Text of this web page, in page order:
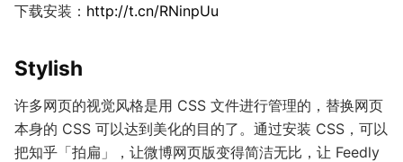
下载安装： http://t.cn/RNinpUu
Stylish
许多网页的视觉风格是用 CSS 文件进行管理的，替换网页
本身的 CSS 可以达到美化的目的了。通过安装 CSS，可以
把知乎「拍扁」，让微博网页版变得简洁无比，让 Feedly